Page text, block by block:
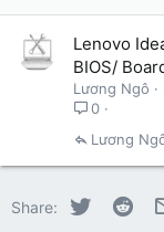
Lenovo
BIOS/
Lương Ngô
0
Lương
Share: Twitter